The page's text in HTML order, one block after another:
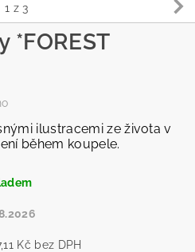
1 z 3
*FOREST
ilustracemi ze života v
během koupele.
247,11 Kč bez DPH